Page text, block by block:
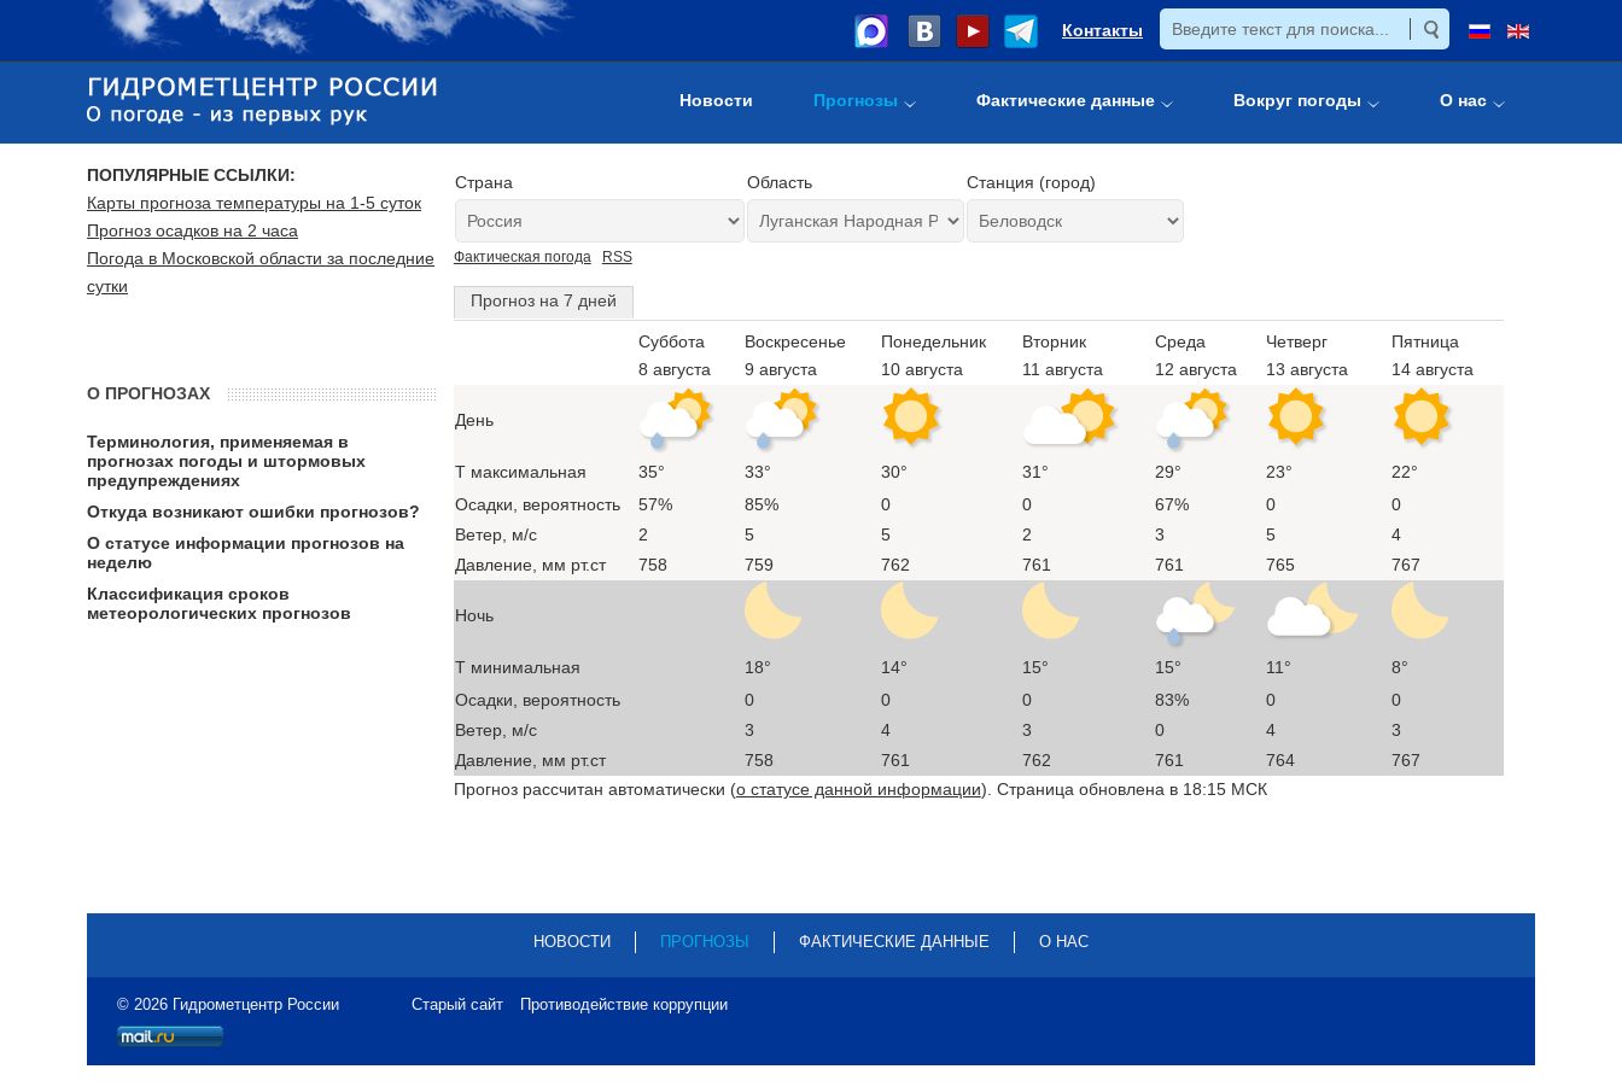
Контакты
Новости Прогнозы Фактические данные Вокруг погоды О нас
Страна Область Станция (город)
Фактическая погода RSS
Прогноз на 7 дней
Суббота
8 августа
Воскресенье
9 августа
Понедельник
10 августа
Вторник
11 августа
Среда
12 августа
Четверг
13 августа
Пятница
14 августа
День
T максимальная 35° 33° 30° 31° 29° 23°
22°
Осадки, вероятность
57% 85% 0 0 67% 0
0
Ветер, м/с
2 5 5 2 3 5
4
Давление, мм рт.ст
758 759 762 761 761 765 767
Ночь
T минимальная 18° 14° 15° 15° 11°
8°
Осадки, вероятность
0 0 0 83% 0
0
Ветер, м/с
3 4 3 0 4
3
Давление, мм рт.ст
758 761 762 761 764
767
Прогноз рассчитан автоматически (о статусе данной информации). Страница обновлена в 18:15 МСК
ПОПУЛЯРНЫЕ ССЫЛКИ:
Карты прогноза температуры на 1-5 суток
Прогноз осадков на 2 часа
Погода в Московской области за последние
сутки
О ПРОГНОЗАХ
Терминология, применяемая в
прогнозах погоды и штормовых
предупреждениях
Откуда возникают ошибки прогнозов?
О статусе информации прогнозов на
неделю
Классификация сроков
метеорологических прогнозов
НОВОСТИ ПРОГНОЗЫ ФАКТИЧЕСКИЕ ДАННЫЕ О НАС
© 2026 Гидрометцентр России Старый сайт Противодействие коррупции